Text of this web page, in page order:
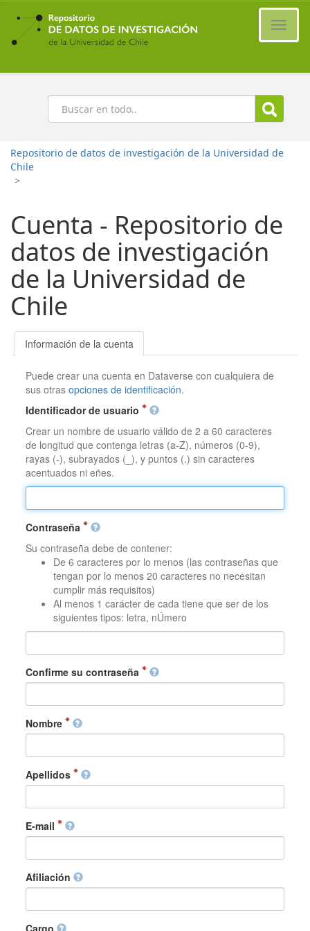
Ir
contenido
principal
Buscar
Repositorio de datos de investigación de la Universidad de
Chile
>
Cuenta - Repositorio de
datos de investigación
de la Universidad de
Chile
Información de la cuenta
Puede crear una cuenta en Dataverse con cualquiera de
sus otrasopciones de identificación.
Identificador de usuario
Crear un nombre de usuario válido de 2 a 60 caracteres
de longitud que contenga letras (a-Z), números (0-9),
rayas (-), subrayados (_), y puntos (.) sin caracteres
acentuados ni eñes.
Contraseña
Su contraseña debe de contener:
De 6 caracteres por lo menos (las contraseñas que
tengan por lo menos 20 caracteres no necesitan
cumplir más requisitos)
Al menos 1 carácter de cada tiene que ser de los
siguientes tipos: letra, nÚmero
Confirme su contraseña
Nombre
Apellidos
E-mail
Afiliación
Cargo